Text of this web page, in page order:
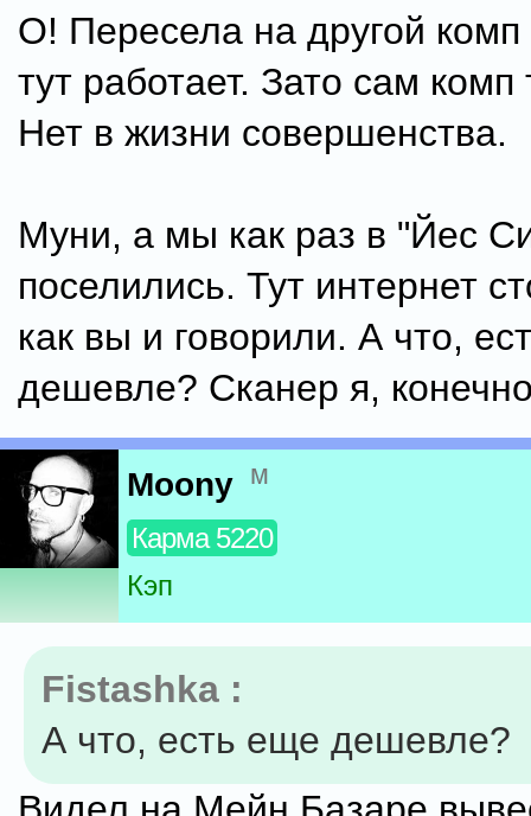
О! Пересела на другой комп
тут работает. Зато сам комп
Нет в жизни совершенства.
Муни, а мы как раз в "Йес
поселились. Тут интернет
как вы и говорили. А что,
дешевле? Сканер я,
Moony м
Карма 5220
Кэп
Fistashka :
А что, есть еще дешевле?